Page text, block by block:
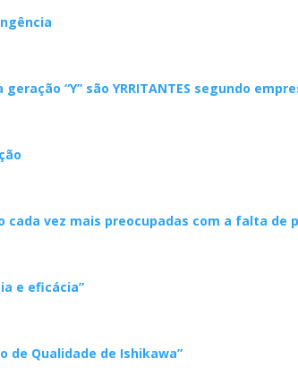
“Y” são YRRITANTES segundo
cada vez mais preocupadas com a falta de
e eficácia”
de Qualidade de Ishikawa”